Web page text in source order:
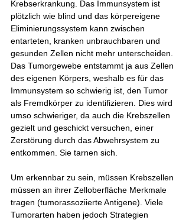
Krebserkrankung. Das Immunsystem ist
plötzlich wie blind und das körpereigene
Eliminierungssystem kann zwischen
entarteten, kranken unbrauchbaren und
gesunden Zellen nicht mehr unterscheiden.
Das Tumorgewebe entstammt ja aus Zellen
des eigenen Körpers, weshalb es für das
Immunsystem so schwierig ist, den Tumor
als Fremdkörper zu identifizieren. Dies wird
umso schwieriger, da auch die Krebszellen
gezielt und geschickt versuchen, einer
Zerstörung durch das Abwehrsystem zu
entkommen. Sie tarnen sich.
Um erkennbar zu sein, müssen Krebszellen
müssen an ihrer Zelloberfläche Merkmale
tragen (tumorassoziierte Antigene). Viele
Tumorarten haben jedoch Strategien